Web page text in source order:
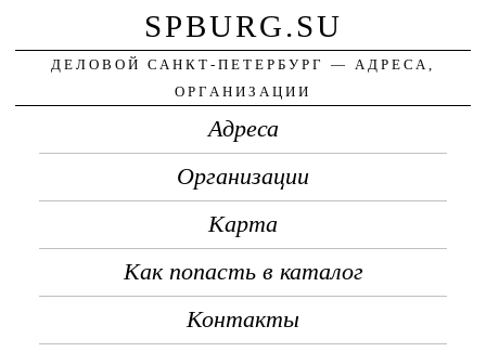
SPBURG.SU
ДЕЛОВОЙ САНКТ-ПЕТЕРБУРГ — АДРЕСА,
ОРГАНИЗАЦИИ
Адреса
Организации
Карта
Как попасть в каталог
Контакты